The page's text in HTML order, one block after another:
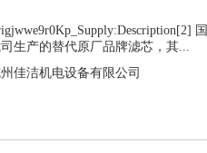
生产的替代原厂品牌滤芯，其...
佳洁机电设备有限公司